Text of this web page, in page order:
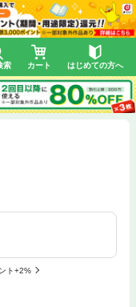
索 カート はじめての方へ
ト+2%